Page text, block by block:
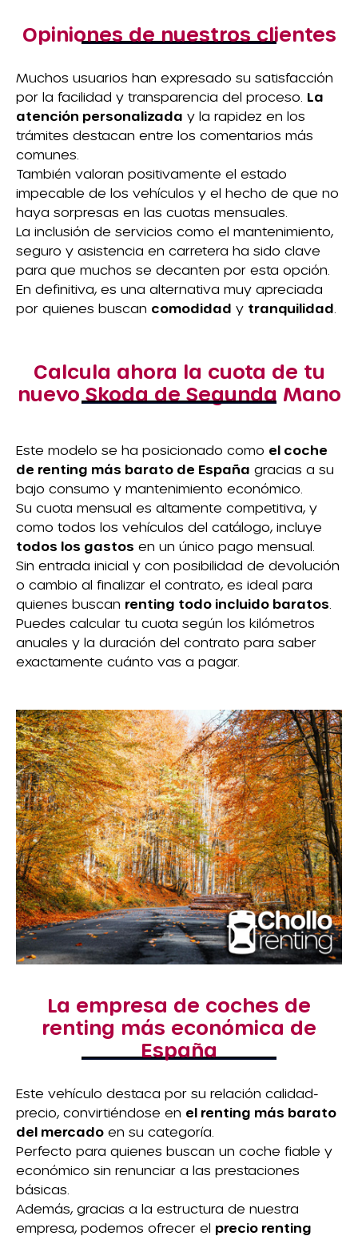
Opiniones de nuestros clientes
Muchos usuarios han expresado su satisfacción
por la facilidad y transparencia del proceso. La
atención personalizada y la rapidez en los
trámites destacan entre los comentarios más
comunes.
También valoran positivamente el estado
impecable de los vehículos y el hecho de que no
haya sorpresas en las cuotas mensuales.
La inclusión de servicios como el mantenimiento,
seguro y asistencia en carretera ha sido clave
para que muchos se decanten por esta opción.
En definitiva, es una alternativa muy apreciada
por quienes buscan comodidad y tranquilidad
Calcula ahora la cuota de tu
nuevo Skoda de Segunda Mano
Este modelo se ha posicionado como el coche
de renting más barato de España gracias a su
bajo consumo y mantenimiento económico.
Su cuota mensual es altamente competitiva, y
como todos los vehículos del catálogo, incluye
todos los gastos en un único pago mensual.
Sin entrada inicial y con posibilidad de devolución
o cambio al finalizar el contrato, es ideal para
quienes buscan renting todo incluido baratos
Puedes calcular tu cuota según los kilómetros
anuales y la duración del contrato para saber
exactamente cuánto vas a pagar.
La empresa de coches de
renting más económica de
España
Este vehículo destaca por su relación calidad-
precio, convirtiéndose en el renting más barato
del mercado en su categoría.
Perfecto para quienes buscan un coche fiable y
económico sin renunciar a las prestaciones
básicas.
Además, gracias a la estructura de nuestra
empresa, podemos ofrecer el precio renting